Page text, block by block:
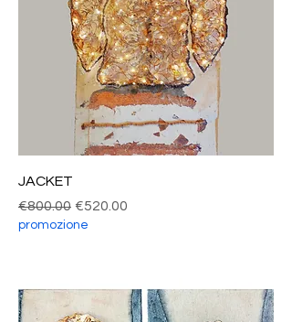
JACKET
Regular Price
€800.00 Sale Price
€520.00
promozione